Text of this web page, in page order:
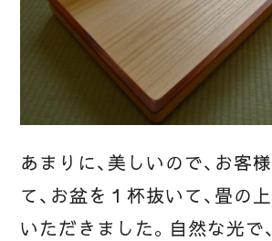
あまりに、美しいので、お客
て、お盆を１杯抜いて、畳の
いただきました。自然な光で